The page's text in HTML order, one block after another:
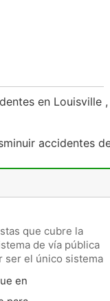
en Louisville
accidentes
que cubre la
de vía pública
ser el único sistema
La Autobahn
en